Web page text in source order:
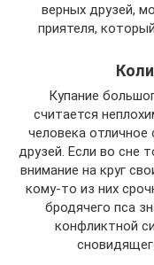
верных друзей,
приятеля,
Купание
считается
человека
друзей. Если во сне
внимание на круг
кому-то из них
бродячего пса
конфликтной